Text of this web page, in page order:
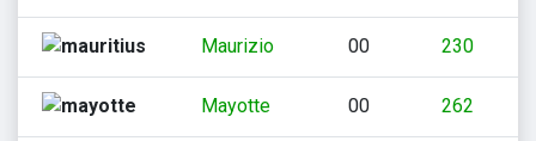
Maurizio 00 230
Mayotte 00 262